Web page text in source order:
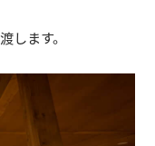
します。